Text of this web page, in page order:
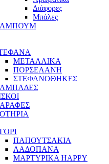
Διάφορες
Μπάλες
ΜΕΤΑΛΛΙΚΑ
ΠΟΡΣΕΛΑΝΗ
ΣΤΕΦΑΝΟΘΗΚΕΣ
ΠΑΠΟΥΤΣΑΚΙΑ
ΛΑΔΟΠΑΝΑ
ΜΑΡΤΥΡΙΚΑ HAPPY